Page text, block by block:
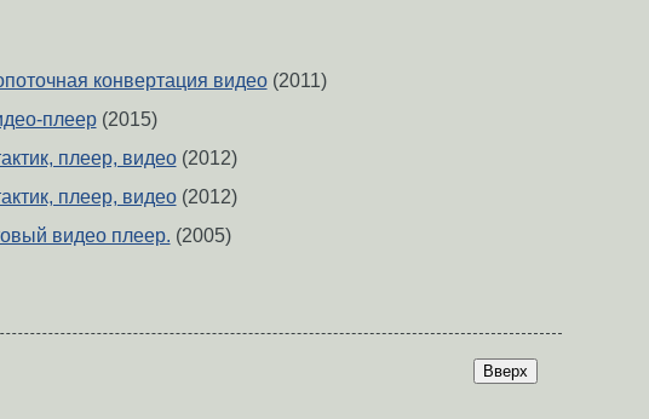
конвертация видео(2011)
плеер(2015)
плеер, видео(2012)
плеер, видео(2012)
видео плеер. (2005)
Вверх